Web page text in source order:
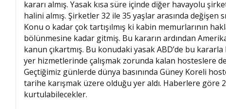
kararı almış. Yasak kısa süre içinde diğer havayolu
halini almış. Şirketler 32 ile 35 yaşlar arasında değişen
Konu o kadar çok tartışılmış ki kabin memurlarının
bölünmesine kadar gitmiş. Bu kararın ardından
kanun çıkartmış. Bu konudaki yasak ABD’de bu
yer hizmetlerinde çalışmak zorunda kalan hosteslere
Geçtiğimiz günlerde dünya basınında Güney Koreli
tarihe karışmak üzere olduğu yer aldı. Haberlere
kurtulabilecekler.